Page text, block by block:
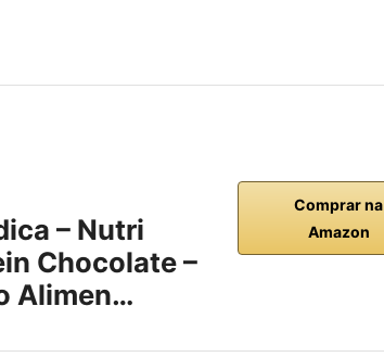
– Nutri
Chocolate –
Alimen…
Comprar na
Amazon